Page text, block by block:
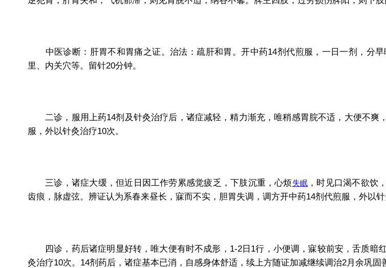
中医诊断：肝胃不和胃痛之证。治法：疏肝和胃。开中药14剂代煎服，一日一剂，分
里、内关穴等。留针20分钟。
二诊，服用上药14剂及针灸治疗后，诸症减轻，精力渐充，唯稍感胃脘不适，大便不爽
服，外以针灸治疗10次。
三诊，诸症大缓，但近日因工作劳累感觉疲乏，下肢沉重，心烦失眠 ，时见口渴不欲饮
齿痕，脉虚弦。辨证认为系春来昼长，寐而不实，胆胃失调，调方开中药14剂代煎服，外以针
四诊，药后诸症明显好转，唯大便有时不成形，1-2日1行，小便调，寐较前安，舌质暗
灸治疗10次。14剂药后，诸症基本已消，自感身体舒适，续上方随证加减继续调治2月余